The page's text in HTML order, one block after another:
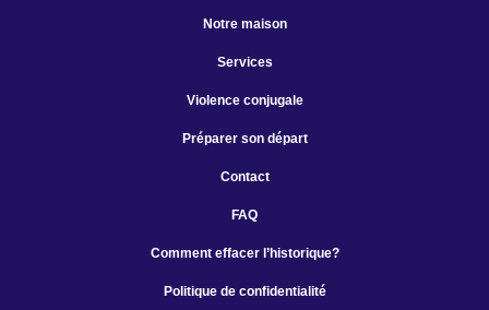
Notre maison
Services
Violence conjugale
Préparer son départ
Contact
FAQ
Comment effacer l’historique?
Politique de confidentialité